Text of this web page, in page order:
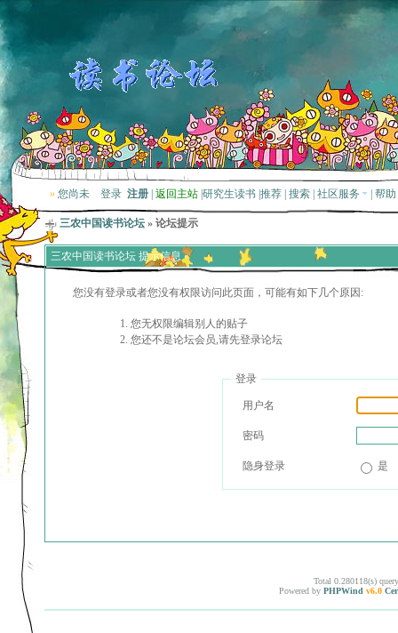
» 您尚未 登录 注册 返回主站 研究生读书 推荐 搜索 社区服务 帮助
三农中国读书论坛 » 论坛提示
三农中国读书论坛 提示信息
您没有登录或者您没有权限访问此页面，可能有如下几个原因:
您无权限编辑别人的贴子
您还不是论坛会员,请先登录论坛
登录
用户名
密码
隐身登录 是
Total 0.280118(s)
Powered by PHPWind v6.0